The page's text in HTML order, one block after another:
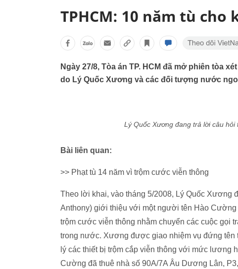
TPHCM: 10 năm tù
Ngày 27/8, Tòa án TP. HCM đã mở phiên tòa
do Lý Quốc Xương và các đối tượng nước
Lý Quốc Xương đang trả lời câu
Bài liên quan:
>> Phạt tù 14 năm vì trộm cước viễn thông
Theo lời khai, vào tháng 5/2008, Lý Quốc
Anthony) giới thiệu với một người tên Hào Cường
trộm cước viễn thông nhằm chuyển các cuộc gọi
trong nước. Xương được giao nhiệm vụ đứng tên
lý các thiết bị trộm cắp viễn thông với mức lương
Cường đã thuê nhà số 90A/7A Âu Dương Lân,